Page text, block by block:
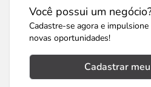
Você possui um
Cadastre-se agora e
novas oportunidades!
Cadastrar